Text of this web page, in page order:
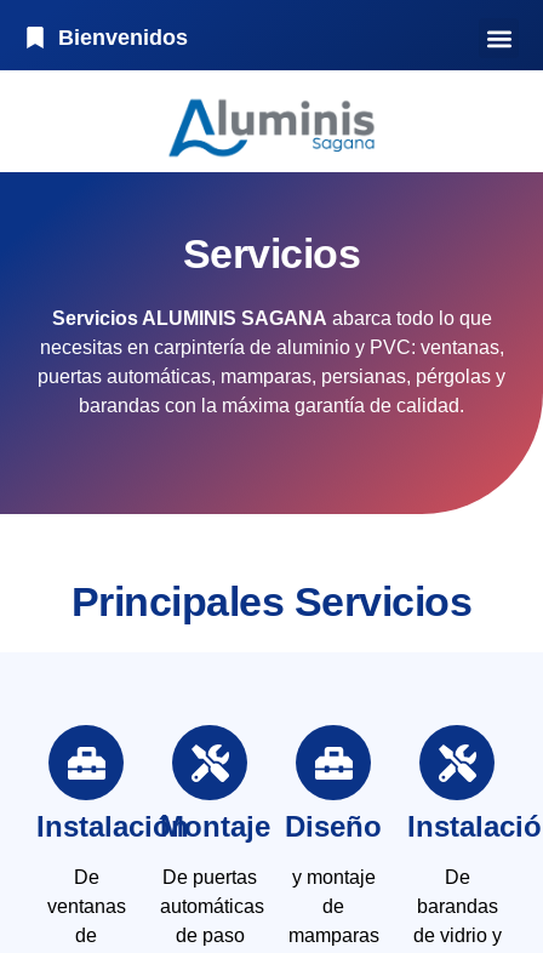
Bienvenidos
Servicios
Servicios ALUMINIS SAGANA abarca todo lo que
necesitas en carpintería de aluminio y PVC: ventanas,
puertas automáticas, mamparas, persianas, pérgolas y
barandas con la máxima garantía de calidad.
Principales Servicios
Instalación
De
ventanas
de
Montaje
De puertas
automáticas
de paso
Diseño
y montaje
de
mamparas
De
barandas
de vidrio y